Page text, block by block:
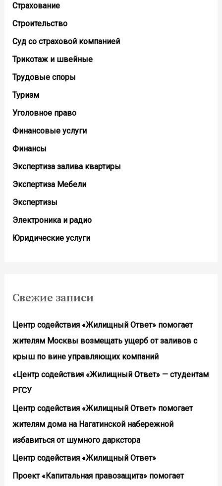
Страхование
Строительство
Суд со страховой компанией
Трикотаж и швейные
Трудовые споры
Туризм
Уголовное право
Финансовые услуги
Финансы
Экспертиза залива квартиры
Экспертиза Мебели
Экспертизы
Электроника и радио
Юридические услуги
Свежие записи
Центр содействия «Жилищный Ответ» помогает
жителям Москвы возмещать ущерб от заливов с
крыш по вине управляющих компаний
«Центр содействия «Жилищный Ответ» — студентам
РГСУ
Центр содействия «Жилищный Ответ» помогает
жителям дома на Нагатинской набережной
избавиться от шумного даркстора
Центр содействия «Жилищный Ответ»
Проект «Капитальная правозащита» помогает